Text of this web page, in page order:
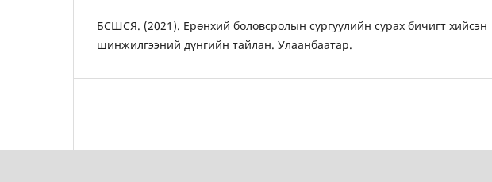
БСШСЯ. (2021). Ерөнхий боловсролын сургуулийн сурах бичигт хийсэн
шинжилгээний дүнгийн тайлан. Улаанбаатар.